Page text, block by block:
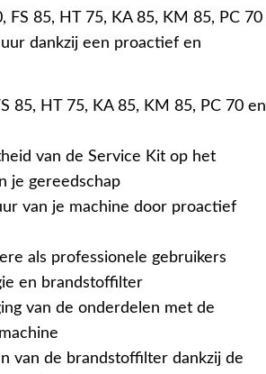
FS 85, HT 75, KA 85, KM 85, PC 70
dankzij een proactief en
85, HT 75, KA 85, KM 85, PC 70 en
van de Service Kit op het
je gereedschap
van je machine door proactief
als professionele gebruikers
en brandstoffilter
van de onderdelen met de
van de brandstoffilter dankzij de